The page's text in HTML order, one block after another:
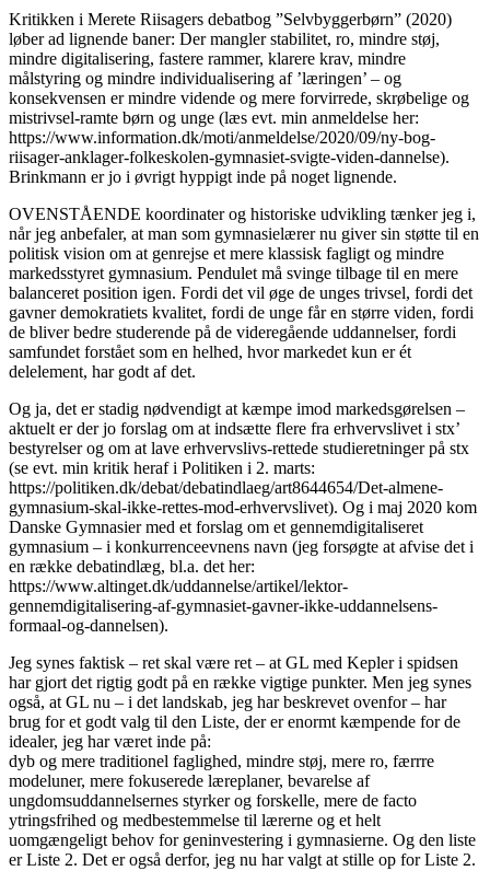
Kritikken i Merete Riisagers debatbog ”Selvbyggerbørn” (2020)
løber ad lignende baner: Der mangler stabilitet, ro, mindre støj,
mindre digitalisering, fastere rammer, klarere krav, mindre
målstyring og mindre individualisering af ’læringen’ – og
konsekvensen er mindre vidende og mere forvirrede, skrøbelige og
mistrivsel-ramte børn og unge (læs evt. min anmeldelse her:
https://www.information.dk/moti/anmeldelse/2020/09/ny-bog-
riisager-anklager-folkeskolen-gymnasiet-svigte-viden-dannelse).
Brinkmann er jo i øvrigt hyppigt inde på noget lignende.
OVENSTÅENDE koordinater og historiske udvikling tænker jeg i,
når jeg anbefaler, at man som gymnasielærer nu giver sin støtte til en
politisk vision om at genrejse et mere klassisk fagligt og mindre
markedsstyret gymnasium. Pendulet må svinge tilbage til en mere
balanceret position igen. Fordi det vil øge de unges trivsel, fordi det
gavner demokratiets kvalitet, fordi de unge får en større viden, fordi
de bliver bedre studerende på de videregående uddannelser, fordi
samfundet forstået som en helhed, hvor markedet kun er ét
delelement, har godt af det.
Og ja, det er stadig nødvendigt at kæmpe imod markedsgørelsen –
aktuelt er der jo forslag om at indsætte flere fra erhvervslivet i stx’
bestyrelser og om at lave erhvervslivs-rettede studieretninger på stx
(se evt. min kritik heraf i Politiken i 2. marts:
https://politiken.dk/debat/debatindlaeg/art8644654/Det-almene-
gymnasium-skal-ikke-rettes-mod-erhvervslivet). Og i maj 2020 kom
Danske Gymnasier med et forslag om et gennemdigitaliseret
gymnasium – i konkurrenceevnens navn (jeg forsøgte at afvise det i
en række debatindlæg, bl.a. det her:
https://www.altinget.dk/uddannelse/artikel/lektor-
gennemdigitalisering-af-gymnasiet-gavner-ikke-uddannelsens-
formaal-og-dannelsen).
Jeg synes faktisk – ret skal være ret – at GL med Kepler i spidsen
har gjort det rigtig godt på en række vigtige punkter. Men jeg synes
også, at GL nu – i det landskab, jeg har beskrevet ovenfor – har
brug for et godt valg til den Liste, der er enormt kæmpende for de
idealer, jeg har været inde på:
dyb og mere traditionel faglighed, mindre støj, mere ro, færrre
modeluner, mere fokuserede læreplaner, bevarelse af
ungdomsuddannelsernes styrker og forskelle, mere de facto
ytringsfrihed og medbestemmelse til lærerne og et helt
uomgængeligt behov for geninvestering i gymnasierne. Og den liste
er Liste 2. Det er også derfor, jeg nu har valgt at stille op for Liste 2.